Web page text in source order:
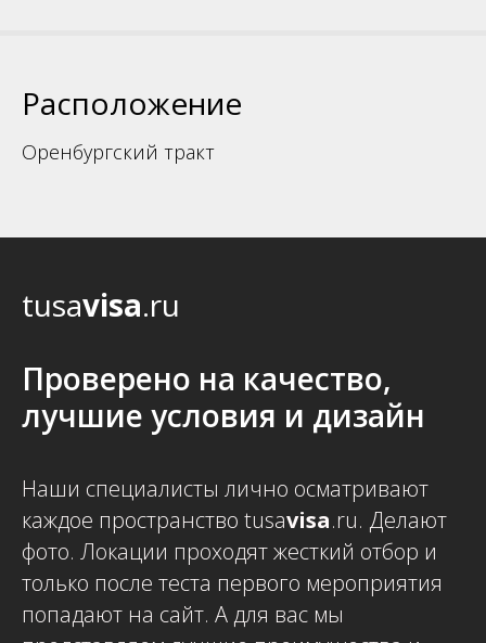
Расположение
Оренбургский тракт
tusavisa.ru
Проверено на качество,
лучшие условия и дизайн
Наши специалисты лично осматривают
каждое пространство tusavisa.ru. Делают
фото. Локации проходят жесткий отбор и
только после теста первого мероприятия
попадают на сайт. А для вас мы